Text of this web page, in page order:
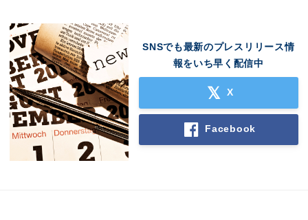
SNSでも最新のプレスリリース情
報をいち早く配信中
X
Facebook